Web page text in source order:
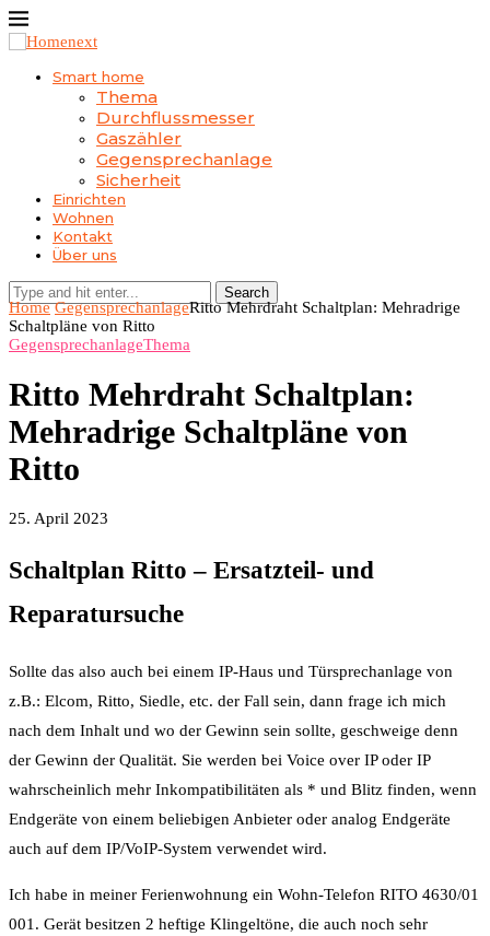
Smart home
Thema
Durchflussmesser
Gaszähler
Gegensprechanlage
Sicherheit
Einrichten
Wohnen
Kontakt
Über uns
Search
Home GegensprechanlageRitto Mehrdraht Schaltplan: Mehradrige
Schaltpläne von Ritto
GegensprechanlageThema
Ritto Mehrdraht Schaltplan:
Mehradrige Schaltpläne von
Ritto
25. April 2023
Schaltplan Ritto – Ersatzteil- und
Reparatursuche
Sollte das also auch bei einem IP-Haus und Türsprechanlage von
z.B.: Elcom, Ritto, Siedle, etc. der Fall sein, dann frage ich mich
nach dem Inhalt und wo der Gewinn sein sollte, geschweige denn
der Gewinn der Qualität. Sie werden bei Voice over IP oder IP
wahrscheinlich mehr Inkompatibilitäten als * und Blitz finden, wenn
Endgeräte von einem beliebigen Anbieter oder analog Endgeräte
auch auf dem IP/VoIP-System verwendet wird.
Ich habe in meiner Ferienwohnung ein Wohn-Telefon RITO 4630/01
001. Gerät besitzen 2 heftige Klingeltöne, die auch noch sehr